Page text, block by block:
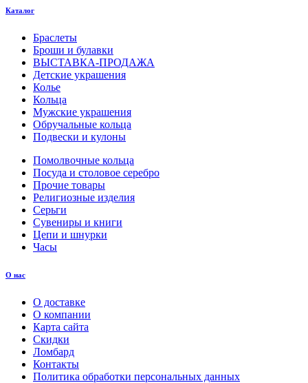
Каталог
Браслеты
Броши и булавки
ВЫСТАВКА-ПРОДАЖА
Детские украшения
Колье
Кольца
Мужские украшения
Обручальные кольца
Подвески и кулоны
Помолвочные кольца
Посуда и столовое серебро
Прочие товары
Религиозные изделия
Серьги
Сувениры и книги
Цепи и шнурки
Часы
О нас
О доставке
О компании
Карта сайта
Скидки
Ломбард
Контакты
Политика обработки персональных данных